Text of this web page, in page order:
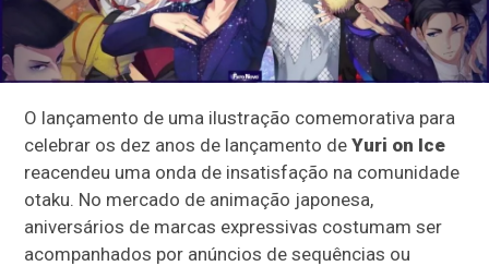
O lançamento de uma ilustração comemorativa para
celebrar os dez anos de lançamento deYuri on Ice
reacendeu uma onda de insatisfação na comunidade
otaku. No mercado de animação japonesa,
aniversários de marcas expressivas costumam ser
acompanhados por anúncios de sequências ou